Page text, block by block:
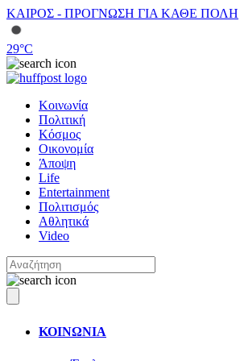
ΚΑΙΡΟΣ - ΠΡΟΓΝΩΣΗ ΓΙΑ ΚΑΘΕ ΠΟΛΗ
29°C
Κοινωνία
Πολιτική
Κόσμος
Οικονομία
Άποψη
Life
Entertainment
Πολιτισμός
Αθλητικά
Video
ΚΟΙΝΩΝΙΑ